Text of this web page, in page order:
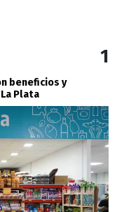
1
beneficios y
Plata